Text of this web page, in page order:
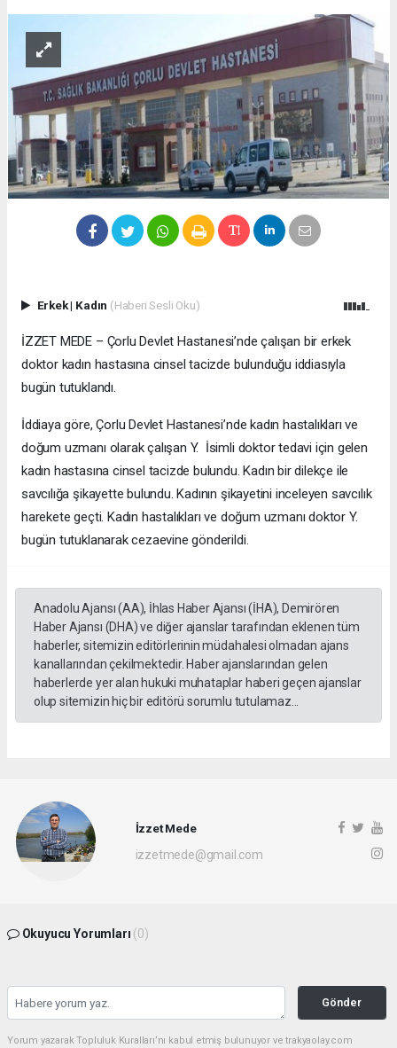
Erkek| Kadın (Haberi Sesli Oku)
İZZET MEDE – Çorlu Devlet Hastanesi’nde çalışan bir erkek
doktor kadın hastasına cinsel tacizde bulunduğu iddiasıyla
bugün tutuklandı.
İddiaya göre, Çorlu Devlet Hastanesi’nde kadın hastalıkları ve
doğum uzmanı olarak çalışan Y. İsimli doktor tedavi için gelen
kadın hastasına cinsel tacizde bulundu. Kadın bir dilekçe ile
savcılığa şikayette bulundu. Kadının şikayetini inceleyen savcılık
harekete geçti. Kadın hastalıkları ve doğum uzmanı doktor Y.
bugün tutuklanarak cezaevine gönderildi.
Anadolu Ajansı (AA), İhlas Haber Ajansı (İHA), Demirören
Haber Ajansı (DHA) ve diğer ajanslar tarafından eklenen tüm
haberler, sitemizin editörlerinin müdahalesi olmadan ajans
kanallarından çekilmektedir. Haber ajanslarından gelen
haberlerde yer alan hukuki muhataplar haberi geçen ajanslar
olup sitemizin hiç bir editörü sorumlu tutulamaz...
İzzet Mede
izzetmede@gmail.com
Okuyucu Yorumları (0)
Gönder
Yorum yazarak Topluluk Kuralları’nı kabul etmiş bulunuyor ve trakyaolay.com